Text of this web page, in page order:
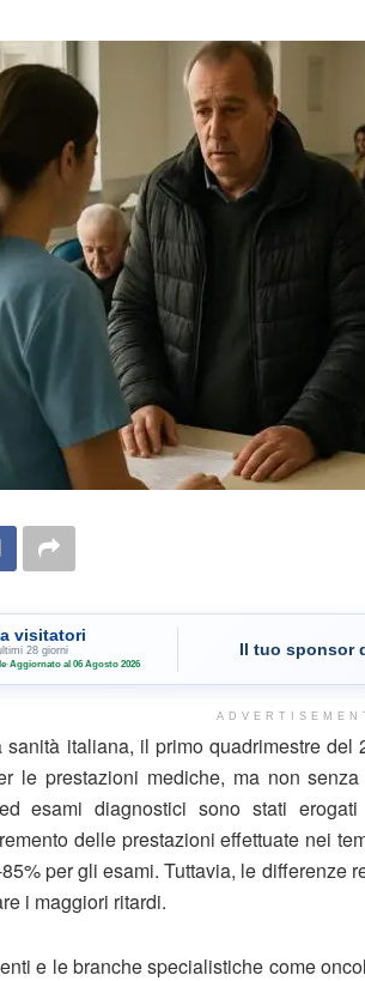
visitatori
28 giorni
·Aggiornato al 06 Agosto 2026
Il tuo sponsor
sanità italiana, il primo quadrimestre
le prestazioni mediche, ma non
esami diagnostici sono stati
delle prestazioni effettuate nei
per gli esami. Tuttavia, le differenze
i maggiori ritardi.
e le branche specialistiche come